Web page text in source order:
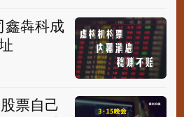
鑫犇科成
票自己